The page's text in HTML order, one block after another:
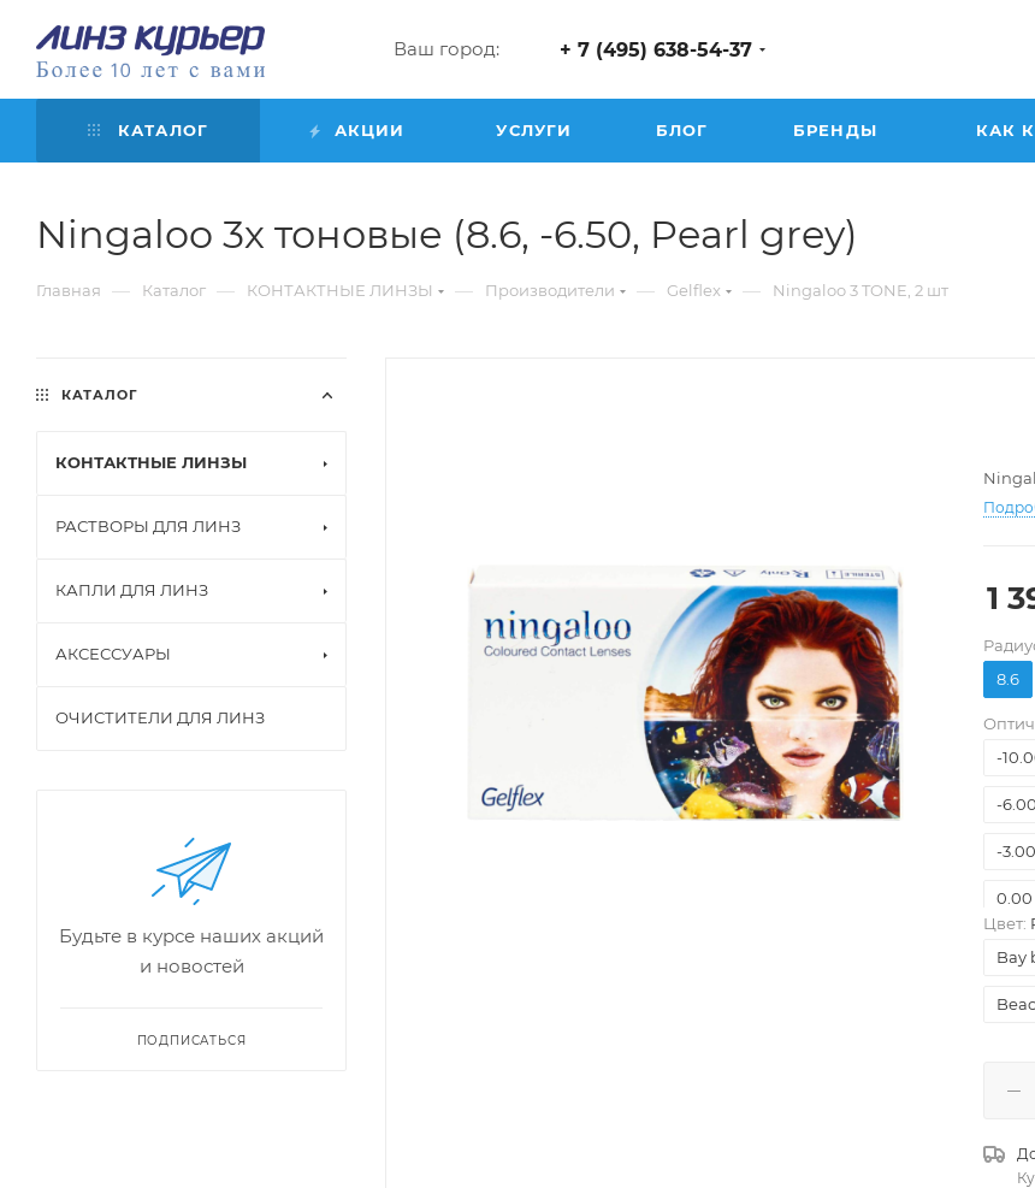
Ваш город: + 7 (495) 638-54-37
КАТАЛОГ АКЦИИ УСЛУГИ БЛОГ БРЕНДЫ КАК
Ningaloo 3х тоновые (8.6, -6.50, Pearl grey)
Главная — Каталог — КОНТАКТНЫЕ ЛИНЗЫ — Производители — Gelflex — Ningaloo 3 TONE, 2 шт
1
8.6
-
-6.00
-3.00
0.00
Цвет:
Bay
КАТАЛОГ
КОНТАКТНЫЕ ЛИНЗЫ
РАСТВОРЫ ДЛЯ ЛИНЗ
КАПЛИ ДЛЯ ЛИНЗ
АКСЕССУАРЫ
ОЧИСТИТЕЛИ ДЛЯ ЛИНЗ
Будьте в курсе наших акций
и новостей
ПОДПИСАТЬСЯ